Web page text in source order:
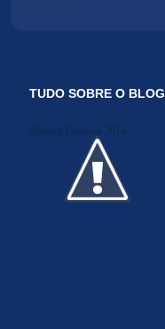
TUDO SOBRE O BLOG
Midiakit Danosse 2014